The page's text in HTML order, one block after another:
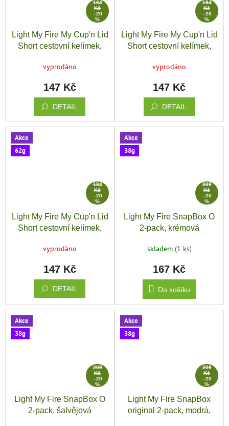
184
Kč
–20
%
Light My Fire My Cup'n Lid
Short cestovní kelímek,
vyprodáno
147 Kč
DETAIL
184
Kč
–20
%
Light My Fire My Cup'n Lid
Short cestovní kelímek,
vyprodáno
147 Kč
DETAIL
Akce
62g
184
Kč
–20
%
Light My Fire My Cup'n Lid
Short cestovní kelímek,
vyprodáno
147 Kč
DETAIL
Akce
38g
209
Kč
–20
%
Light My Fire SnapBox O
2-pack, krémová
skladem (1 ks)
167 Kč
Do košíku
Akce
38g
209
Kč
–20
%
Light My Fire SnapBox O
2-pack, šalvějová
Akce
38g
209
Kč
–20
%
Light My Fire SnapBox
original 2-pack, modrá,